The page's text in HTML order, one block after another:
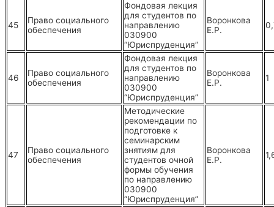
45
Право социального
обеспечения
Фондовая лекция
для студентов по
направлению
030900
“Юриспруденция”
Воронкова
Е.Р.
46
Право социального
обеспечения
Фондовая лекция
для студентов по
направлению
030900
“Юриспруденция”
Воронкова
Е.Р.
1
47
Право социального
обеспечения
Методические
рекомендации по
подготовке к
семинарским
знятиям для
студентов очной
формы обучения
по направлению
030900
“Юриспруденция”
Воронкова
Е.Р.